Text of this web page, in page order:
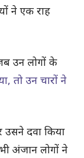
ने एक राह
उन लोगों के
तो उन चारों ने
उसने दवा किया
अंजान लोगों ने